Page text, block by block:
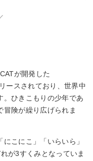
が開発した
ースされており、世界中
。ひきこもりの少年であ
冒険が繰り広げられま
こにこ」「いらいら」
が3すくみとなっていま